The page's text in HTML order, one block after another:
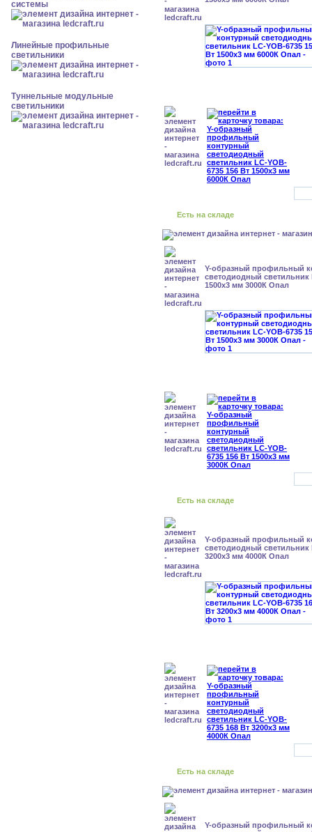
системы
Линейные профильные
светильники
Туннельные модульные
светильники
Есть на складе
Y-образный профильный
cветодиодный светильник
1500x3 мм 3000К Опал
Есть на складе
Y-образный профильный
cветодиодный светильник
3200x3 мм 4000К Опал
Есть на складе
Y-образный профильный